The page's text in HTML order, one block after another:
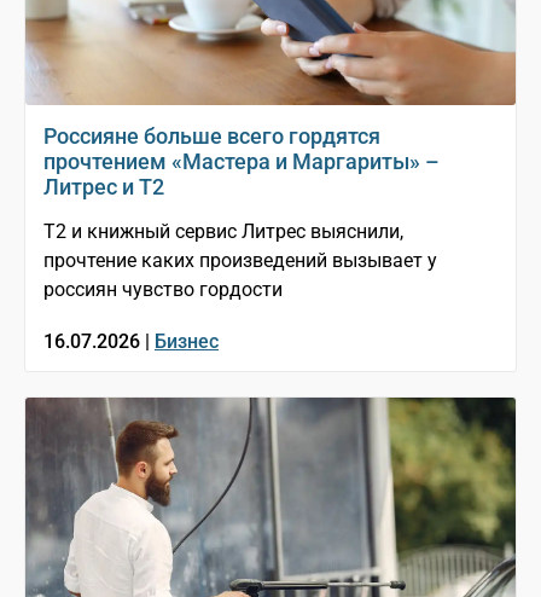
Россияне больше всего гордятся
прочтением «Мастера и Маргариты» –
Литрес и T2
T2 и книжный сервис Литрес выяснили,
прочтение каких произведений вызывает у
россиян чувство гордости
16.07.2026 | Бизнес